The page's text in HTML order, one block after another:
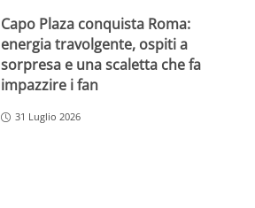
Capo Plaza conquista Roma:
energia travolgente, ospiti a
sorpresa e una scaletta che fa
impazzire i fan
31 Luglio 2026